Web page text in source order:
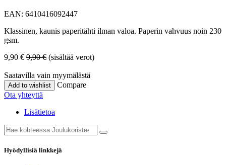
EAN: 6410416092447
Klassinen, kaunis paperitähti ilman valoa. Paperin vahvuus noin 230
gsm.
9,90 € 9,90€ (sisältää verot)
Saatavilla vain myymälästä
Add to wishlist
Compare
Ota yhteyttä
Lisätietoa
Hyödyllisiä linkkejä